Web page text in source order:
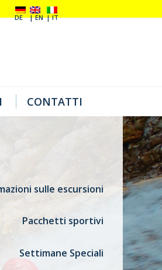
DE EN IT
CONTATTI
sulle escursioni
Pacchetti sportivi
Settimane Speciali